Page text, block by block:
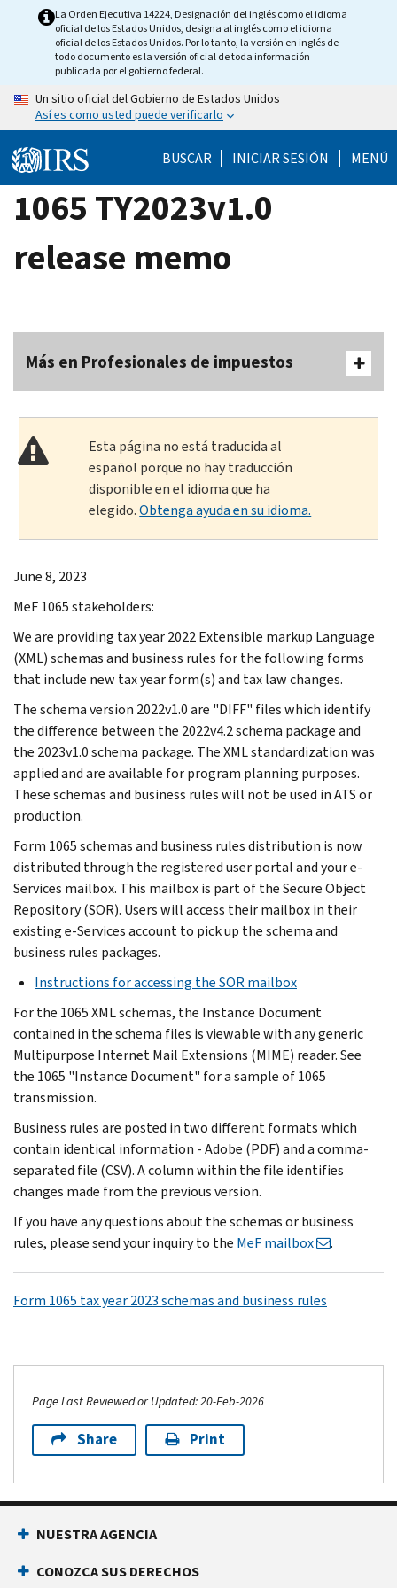
La Orden Ejecutiva 14224, Designación del inglés como el idioma
oficial de los Estados Unidos, designa al inglés como el idioma
oficial de los Estados Unidos. Por lo tanto, la versión en inglés de
todo documento es la versión oficial de toda información
publicada por el gobierno federal.
Un sitio oficial del Gobierno de Estados Unidos
Así es como usted puede verificarlo
BUSCAR INICIAR SESIÓN MENÚ
1065 TY2023v1.0
release memo
Más en Profesionales de impuestos
Esta página no está traducida al
español porque no hay traducción
disponible en el idioma que ha
elegido.Obtenga ayuda en su idioma.
June 8, 2023
MeF 1065 stakeholders:
We are providing tax year 2022 Extensible markup Language
(XML) schemas and business rules for the following forms
that include new tax year form(s) and tax law changes.
The schema version 2022v1.0 are "DIFF" files which identify
the difference between the 2022v4.2 schema package and
the 2023v1.0 schema package. The XML standardization was
applied and are available for program planning purposes.
These schemas and business rules will not be used in ATS or
production.
Form 1065 schemas and business rules distribution is now
distributed through the registered user portal and your e-
Services mailbox. This mailbox is part of the Secure Object
Repository (SOR). Users will access their mailbox in their
existing e-Services account to pick up the schema and
business rules packages.
Instructions for accessing the SOR mailbox
For the 1065 XML schemas, the Instance Document
contained in the schema files is viewable with any generic
Multipurpose Internet Mail Extensions (MIME) reader. See
the 1065 "Instance Document" for a sample of 1065
transmission.
Business rules are posted in two different formats which
contain identical information - Adobe (PDF) and a comma-
separated file (CSV). A column within the file identifies
changes made from the previous version.
If you have any questions about the schemas or business
rules, please send your inquiry to the MeF mailbox .
Form 1065 tax year 2023 schemas and business rules
Page Last Reviewed or Updated: 20-Feb-2026
Share Print
NUESTRA AGENCIA
CONOZCA SUS DERECHOS